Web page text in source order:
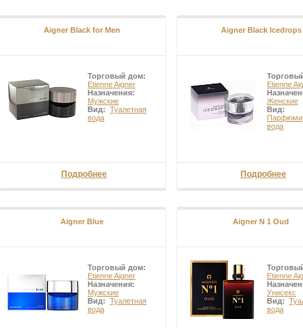
Aigner Black for Men
Торговый дом:
Etienne Aigner
Назначения:
Мужские
Вид: Туалетная
вода
Подробнее
Aigner Black Icedrops
Etienne
Женские
Вид:
вода
Подробнее
Aigner Blue
Торговый дом:
Etienne Aigner
Назначения:
Мужские
Вид: Туалетная
вода
Aigner N 1 Oud
Etienne
Унисекс
Вид:
вода